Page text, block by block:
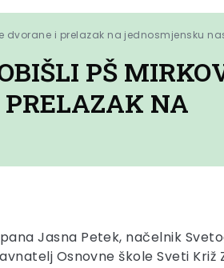
dvorane i prelazak na jednosmjensku
PŠ
NA
Jasna Petek, načelnik
Osnovne škole Sveti Križ